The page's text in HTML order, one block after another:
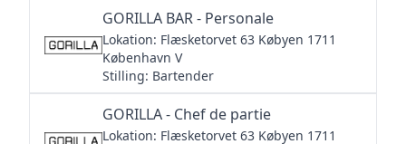
GORILLA BAR - Personale
Lokation: Flæsketorvet 63 Købyen 1711
København V
Stilling: Bartender
GORILLA - Chef de partie
Lokation: Flæsketorvet 63 Købyen 1711